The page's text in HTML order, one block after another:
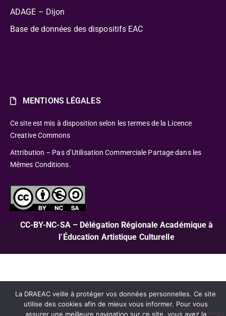
ADAGE – Dijon
Base de données des dispositifs EAC
MENTIONS LÉGALES
Ce site est mis à disposition selon les termes de la Licence
Creative Commons
Attribution – Pas d’Utilisation Commerciale Partage dans les
Mêmes Conditions.
CC-BY-NC-SA – Délégation Régionale Académique à
l’Éducation Artistique Culturelle
La DRAEAC veille à protéger vos données personnelles. Ce site
utilise des cookies afin de mieux vous informer. Pour vous
assurer une meilleure navigation sur ce site, vous avez la